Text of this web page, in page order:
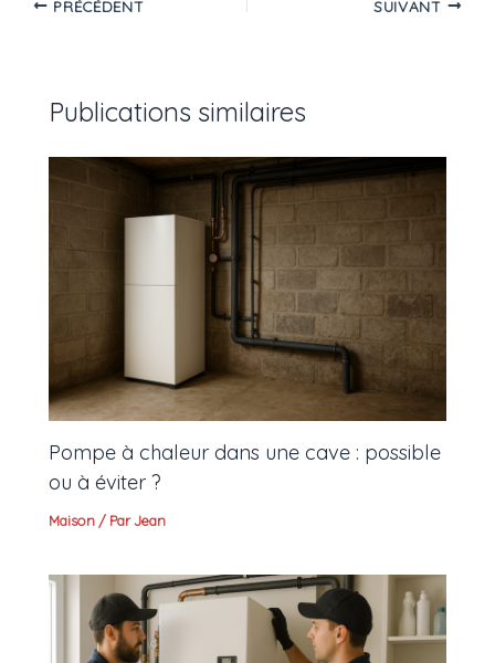
PRÉCÉDENT SUIVANT
Publications similaires
Pompe à chaleur dans une cave : possible
ou à éviter ?
Maison / ParJean